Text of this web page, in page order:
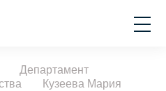
Департамент
Кузеева Мария